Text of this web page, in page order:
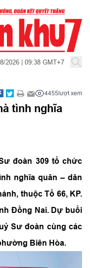
2026 | 09:38 GMT+7
4455lượt xem
tình nghĩa
đoàn 309 tổ chức
nghĩa quân – dân
thuộc Tổ 66, KP.
Đồng Nai. Dự buổi
Sư đoàn cùng các
Biên Hòa.